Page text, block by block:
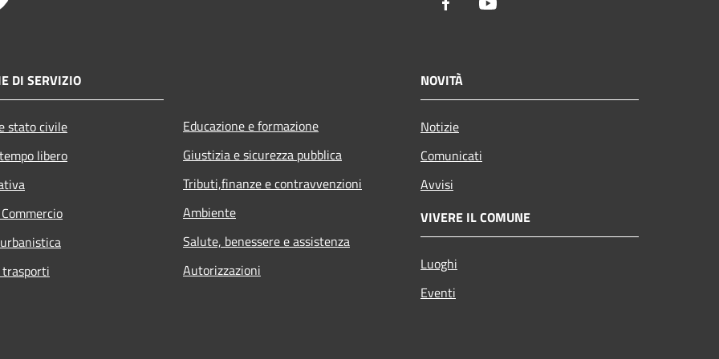
DI SERVIZIO
stato civile
libero
Educazione e formazione
Giustizia e sicurezza pubblica
Tributi,finanze e contravvenzioni
Ambiente
Salute, benessere e assistenza
Autorizzazioni
NOVITÀ
Notizie
Comunicati
Avvisi
VIVERE IL COMUNE
Luoghi
Eventi